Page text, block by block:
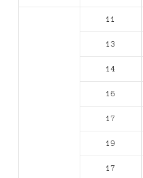
11
13
14
16
17
19
17